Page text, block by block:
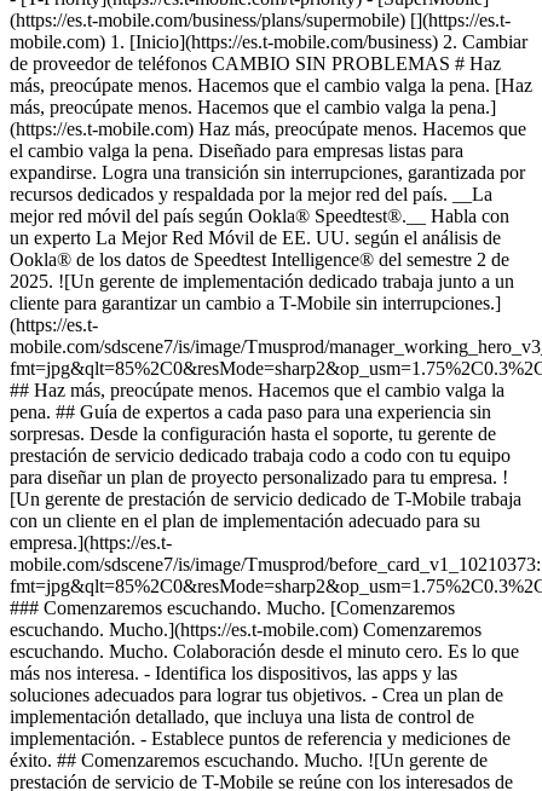
(https://es.t-mobile.com/business/plans/supermobile) [](https://es.t-
mobile.com) 1. [Inicio](https://es.t-mobile.com/business) 2. Cambiar
de proveedor de teléfonos CAMBIO SIN PROBLEMAS # Haz
más, preocúpate menos. Hacemos que el cambio valga la pena. [Haz
más, preocúpate menos. Hacemos que el cambio valga la pena.]
(https://es.t-mobile.com) Haz más, preocúpate menos. Hacemos que
el cambio valga la pena. Diseñado para empresas listas para
expandirse. Logra una transición sin interrupciones, garantizada por
recursos dedicados y respaldada por la mejor red del país. __La
mejor red móvil del país según Ookla® Speedtest®.__ Habla con
un experto La Mejor Red Móvil de EE. UU. según el análisis de
Ookla® de los datos de Speedtest Intelligence® del semestre 2 de
2025. ![Un gerente de implementación dedicado trabaja junto a un
cliente para garantizar un cambio a T-Mobile sin interrupciones.]
(https://es.t-
mobile.com/sdscene7/is/image/Tmusprod/
## Haz más, preocúpate menos. Hacemos que el cambio valga la
pena. ## Guía de expertos a cada paso para una experiencia sin
sorpresas. Desde la configuración hasta el soporte, tu gerente de
prestación de servicio dedicado trabaja codo a codo con tu equipo
para diseñar un plan de proyecto personalizado para tu empresa. !
[Un gerente de prestación de servicio dedicado de T-Mobile trabaja
con un cliente en el plan de implementación adecuado para su
empresa.](https://es.t-
mobile.com/sdscene7/is/image/Tmusprod/
### Comenzaremos escuchando. Mucho. [Comenzaremos
escuchando. Mucho.](https://es.t-mobile.com) Comenzaremos
escuchando. Mucho. Colaboración desde el minuto cero. Es lo que
más nos interesa. - Identifica los dispositivos, las apps y las
soluciones adecuados para lograr tus objetivos. - Crea un plan de
implementación detallado, que incluya una lista de control de
implementación. - Establece puntos de referencia y mediciones de
éxito. ## Comenzaremos escuchando. Mucho. ![Un gerente de
prestación de servicio de T-Mobile se reúne con los interesados de